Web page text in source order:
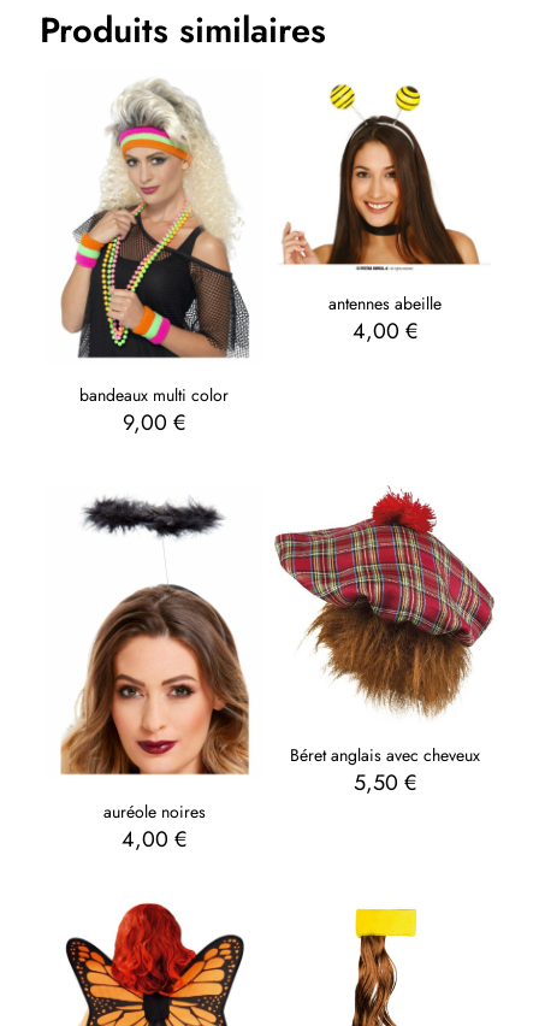
Produits similaires
bandeaux multi color
9,00€
antennes abeille
4,00 €
auréole noires
4,00€
Béret anglais avec cheveux
5,50 €